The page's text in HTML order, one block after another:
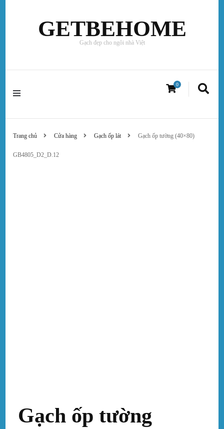
GETBEHOME
Gạch đẹp cho ngôi nhà Việt
0
Trang chủ Cửa hàng Gạch ốp lát Gạch ốp tường (40×80)
GB4805_D2_D.12
Gạch ốp tường